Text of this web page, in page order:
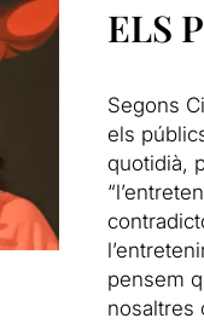
ELS
Segons
els
quotidià,
pensem
nosaltres